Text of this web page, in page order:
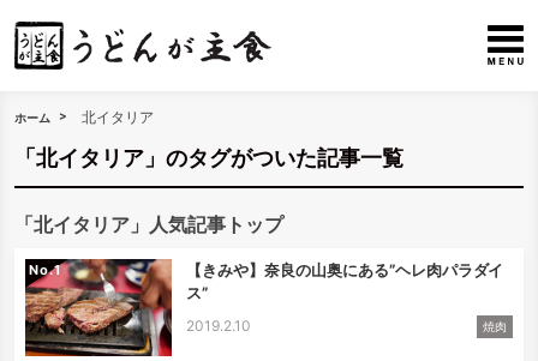
ホーム 北イタリア
「北イタリア」のタグがついた記事一覧
「北イタリア」人気記事トップ
No.
【きみや】奈良の山奥にある”ヘレ肉パラダイ
ス”
2019.2.10 焼肉